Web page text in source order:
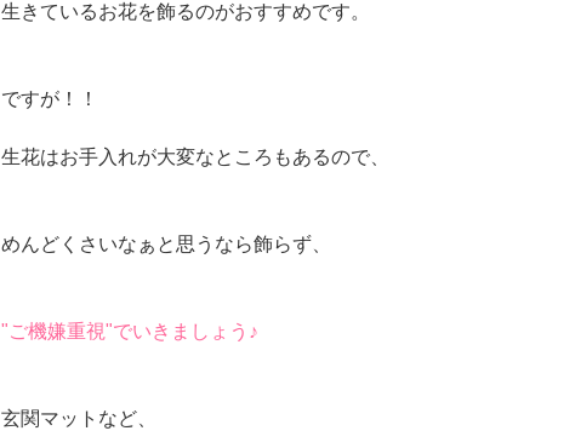
生きているお花を飾るのがおすすめです。
ですが！！
生花はお手入れが大変なところもあるので、
めんどくさいなぁと思うなら飾らず、
"ご機嫌重視"でいきましょう♪
玄関マットなど、